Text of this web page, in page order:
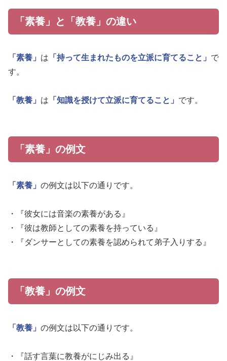
「素養」と「教養」の違い
「素養」 は 「持って生まれたものを立派に育てること」 で
す。
「教養」 は 「知識を授けて立派に育てること」 です。
「素養」の例文
「素養」 の例文は以下の通りです。
・『彼女には音楽の素養がある』
・『彼は教師としての素養を持っている』
・『ダンサーとしての素養を認められて弟子入りする』
「教養」の例文
「教養」 の例文は以下の通りです。
・『話す言葉に教養がにじみ出る』